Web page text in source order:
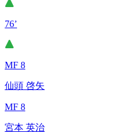
76’
MF 8
仙頭 啓矢
MF 8
宮本 英治